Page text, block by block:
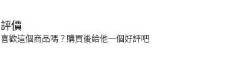
評價
喜歡這個商品嗎？購買後給他一個好評吧